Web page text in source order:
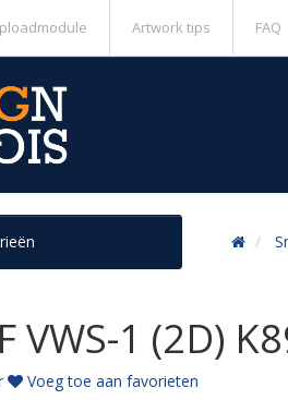
Artwork tips FAQ
VWS-1 (2D)
Voeg toe aan favorieten